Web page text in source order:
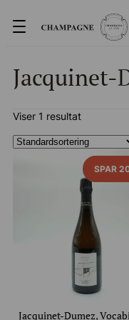
Jacquinet-
Viser 1 resultat
SPAR
Jacquinet-Dumez,